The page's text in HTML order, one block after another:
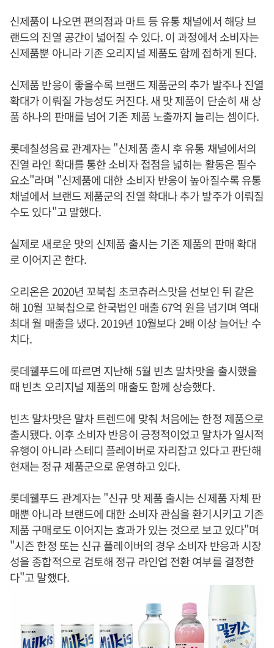
신제품이 나오면 편의점과 마트 등 유통 채널에서 해당 브
랜드의 진열 공간이 넓어질 수 있다. 이 과정에서 소비자는
신제품뿐 아니라 기존 오리지널 제품도 함께 접하게 된다.
신제품 반응이 좋을수록 브랜드 제품군의 추가 발주나 진열
확대가 이뤄질 가능성도 커진다. 새 맛 제품이 단순히 새 상
품 하나의 판매를 넘어 기존 제품 노출까지 늘리는 셈이다.
롯데칠성음료 관계자는 "신제품 출시 후 유통 채널에서의
진열 라인 확대를 통한 소비자 접점을 넓히는 활동은 필수
요소"라며 "신제품에 대한 소비자 반응이 높아질수록 유통
채널에서 브랜드 제품군의 진열 확대나 추가 발주가 이뤄질
수도 있다"고 말했다.
실제로 새로운 맛의 신제품 출시는 기존 제품의 판매 확대
로 이어지곤 한다.
오리온은 2020년 꼬북칩 초코츄러스맛을 선보인 뒤 같은
해 10월 꼬북칩으로 한국법인 매출 67억 원을 넘기며 역대
최대 월 매출을 냈다. 2019년 10월보다 2배 이상 늘어난 수
치다.
롯데웰푸드에 따르면 지난해 5월 빈츠 말차맛을 출시했을
때 빈츠 오리지널 제품의 매출도 함께 상승했다.
빈츠 말차맛은 말차 트렌드에 맞춰 처음에는 한정 제품으로
출시됐다. 이후 소비자 반응이 긍정적이었고 말차가 일시적
유행이 아니라 스테디 플레이버로 자리잡고 있다고 판단해
현재는 정규 제품군으로 운영하고 있다.
롯데웰푸드 관계자는 "신규 맛 제품 출시는 신제품 자체 판
매뿐 아니라 브랜드에 대한 소비자 관심을 환기시키고 기존
제품 구매로도 이어지는 효과가 있는 것으로 보고 있다"며
"시즌 한정 또는 신규 플레이버의 경우 소비자 반응과 시장
성을 종합적으로 검토해 정규 라인업 전환 여부를 결정한
다"고 말했다.